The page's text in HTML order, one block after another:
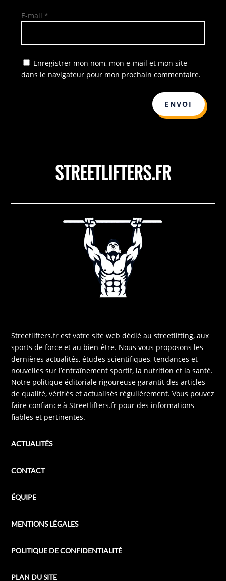
E-mail*
Enregistrer mon nom, mon e-mail et mon site
dans le navigateur pour mon prochain commentaire.
ENVOI
STREETLIFTERS.FR
Streetlifters.fr est votre site web dédié au streetlifting, aux
sports de force et au bien-être. Nous vous proposons les
dernières actualités, études scientifiques, tendances et
nouvelles sur l’entraînement sportif, la nutrition et la santé.
Notre politique éditoriale rigoureuse garantit des articles
de qualité, vérifiés et actualisés régulièrement. Vous pouvez
faire confiance à Streetlifters.fr pour des informations
fiables et pertinentes.
ACTUALITÉS
CONTACT
ÉQUIPE
MENTIONS LÉGALES
POLITIQUE DE CONFIDENTIALITÉ
PLAN DU SITE